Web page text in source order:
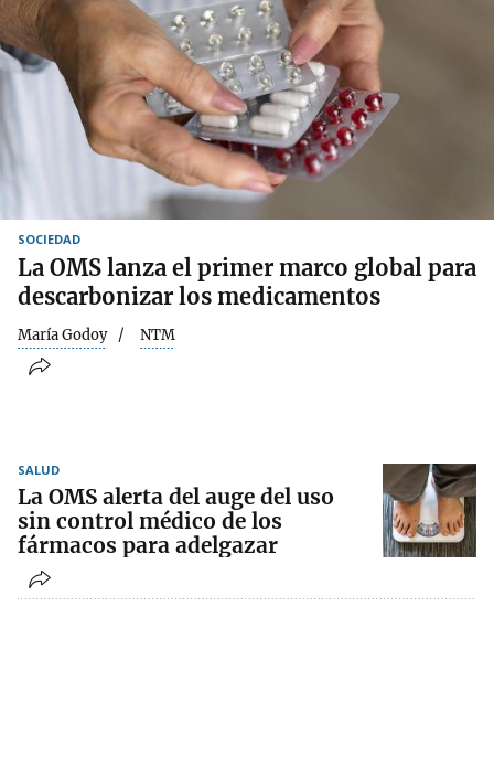
SOCIEDAD
La OMS lanza el primer marco global para
descarbonizar los medicamentos
María Godoy NTM
SALUD
La OMS alerta del auge del uso
sin control médico de los
fármacos para adelgazar